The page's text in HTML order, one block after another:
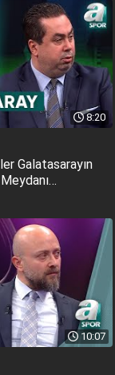
8:20
Galatasarayın
10:07